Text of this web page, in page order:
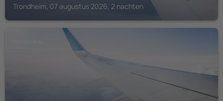
Trondheim, 07 augustus 2026, 2 nachten